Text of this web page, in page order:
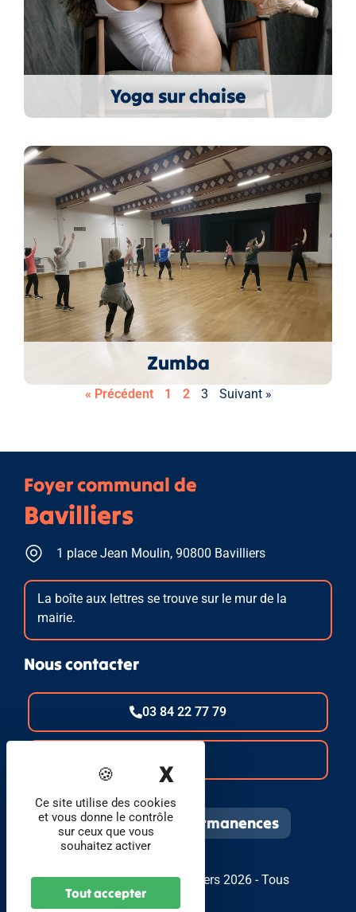
Yoga sur chaise
Zumba
« Précédent 1 2 3 Suivant »
Foyer communal de
Bavilliers
1 place Jean Moulin, 90800 Bavilliers
La boîte aux lettres se trouve sur le mur de la
mairie.
Nous contacter
03 84 22 77 79
Infos pratiques et permanences
© Foyer Communal de Bavilliers 2026 - Tous
droits réservés
Ce site utilise des cookies
et vous donne le contrôle
sur ceux que vous
souhaitez activer
Tout accepter
X Masquer le